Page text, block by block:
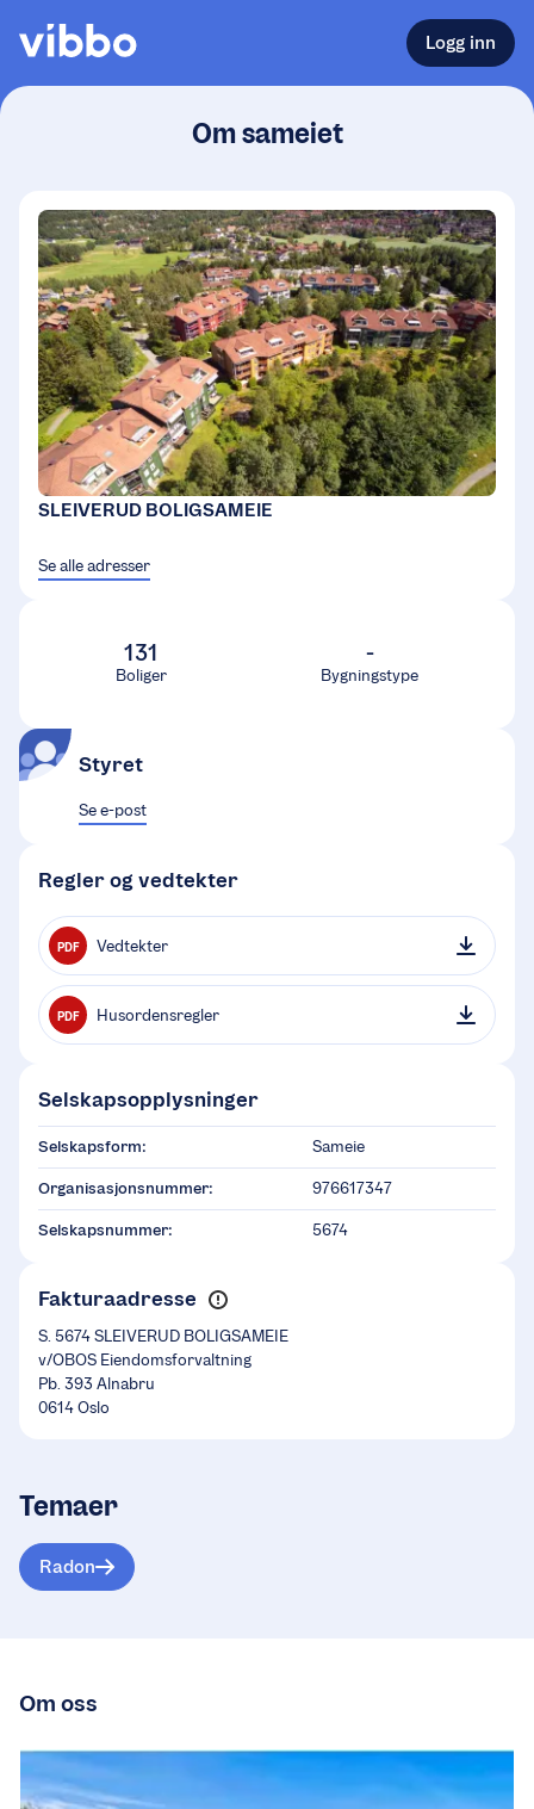
Logg inn
Om sameiet
SLEIVERUD BOLIGSAMEIE
Se alle adresser
131
Boliger
-
Bygningstype
Styret
Se e-post
Regler og vedtekter
PDF Vedtekter
PDF Husordensregler
Selskapsopplysninger
Selskapsform: Sameie
Organisasjonsnummer: 976617347
Selskapsnummer: 5674
Fakturaadresse
S. 5674 SLEIVERUD BOLIGSAMEIE
v/OBOS Eiendomsforvaltning
Pb. 393 Alnabru
0614 Oslo
Temaer
Radon
Om oss